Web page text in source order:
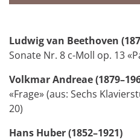
Ludwig van Beethoven
Sonate Nr. 8 c-Moll op. 13
Volkmar Andreae
«Frage» (aus: Sechs
20)
Hans Huber (1852–1921)